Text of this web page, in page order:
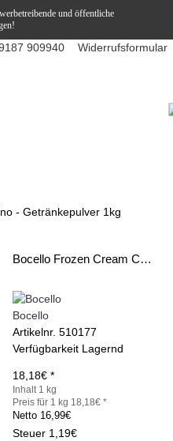
und öffentliche
909940 Widerrufsformular
- Getränkepulver 1kg
Bocello Frozen Cream Cappuccino - Getränkepulver 1kg
Bocello
Artikelnr. 510177
Verfügbarkeit Lagernd
18,18€ *
Inhalt 1 kg
Preis für 1 kg 18,18€ *
Netto 16,99€
Steuer 1,19€